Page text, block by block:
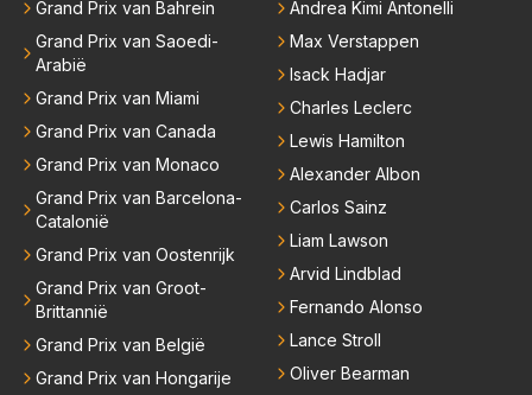
Grand Prix van Bahrein
Grand Prix van Saoedi-
Arabië
Grand Prix van Miami
Grand Prix van Canada
Grand Prix van Monaco
Grand Prix van Barcelona-
Catalonië
Grand Prix van Oostenrijk
Grand Prix van Groot-
Brittannië
Grand Prix van België
Grand Prix van Hongarije
Andrea Kimi Antonelli
Max Verstappen
Isack Hadjar
Charles Leclerc
Lewis Hamilton
Alexander Albon
Carlos Sainz
Liam Lawson
Arvid Lindblad
Fernando Alonso
Lance Stroll
Oliver Bearman